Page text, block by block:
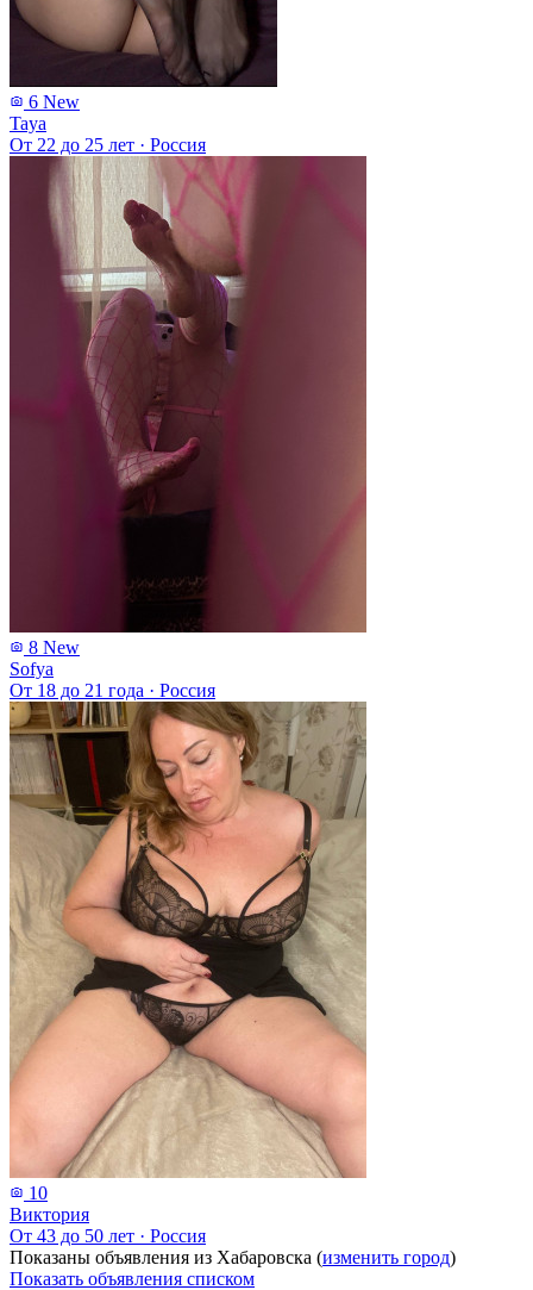
6 New
Taya
От 22 до 25 лет · Россия
8 New
Sofya
От 18 до 21 года · Россия
10
Виктория
От 43 до 50 лет · Россия
Показаны объявления из Хабаровска (изменить город)
Показать объявления списком